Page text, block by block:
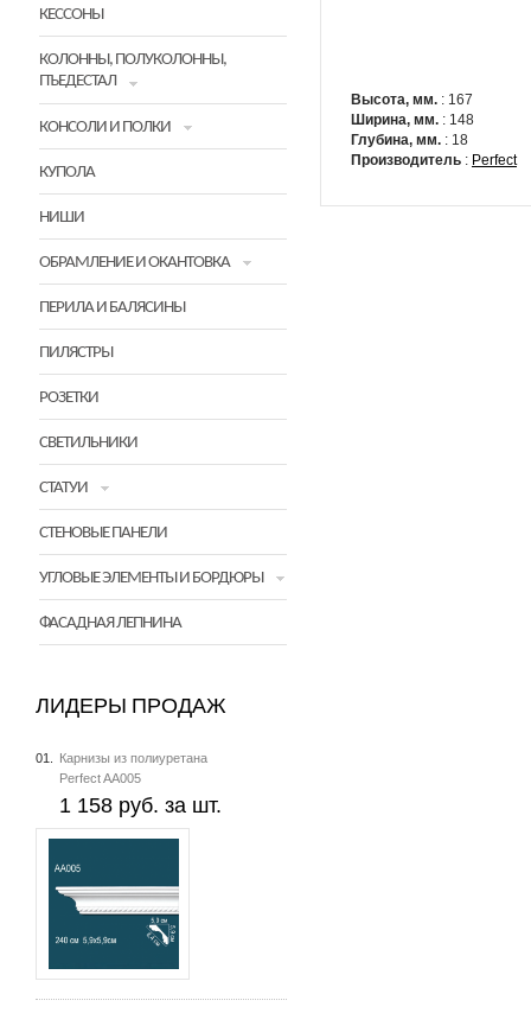
КЕССОНЫ
КОЛОННЫ, ПОЛУКОЛОННЫ,
ПЪЕДЕСТАЛ
КОНСОЛИ И ПОЛКИ
КУПОЛА
НИШИ
ОБРАМЛЕНИЕ И ОКАНТОВКА
ПЕРИЛА И БАЛЯСИНЫ
ПИЛЯСТРЫ
РОЗЕТКИ
СВЕТИЛЬНИКИ
СТАТУИ
СТЕНОВЫЕ ПАНЕЛИ
УГЛОВЫЕ ЭЛЕМЕНТЫ И БОРДЮРЫ
ФАСАДНАЯ ЛЕПНИНА
ЛИДЕРЫ ПРОДАЖ
01.
Карнизы из полиуретана
Perfect AA005
1 158 руб. за шт.
Высота, мм. : 167
Ширина, мм. : 148
Глубина, мм. : 18
Производитель : Perfect